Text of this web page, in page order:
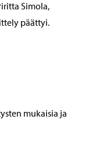
Simola,
päättyi.
mukaisia ja